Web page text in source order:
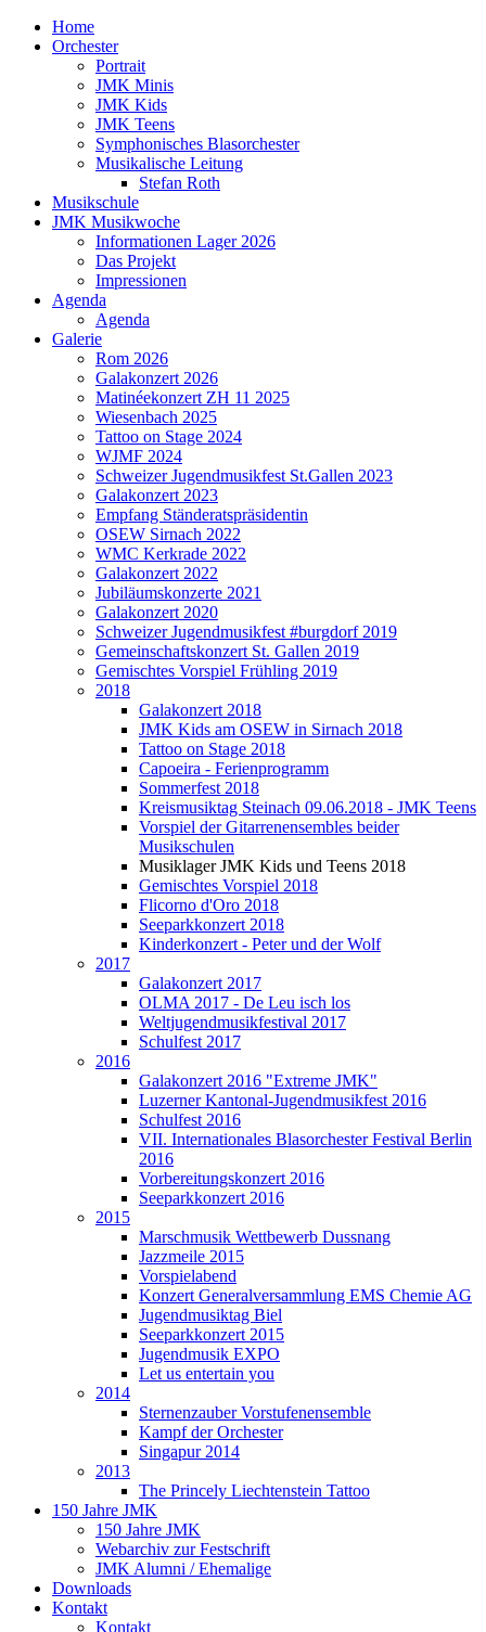
Home
Orchester
Portrait
JMK Minis
JMK Kids
JMK Teens
Symphonisches Blasorchester
Musikalische Leitung
Stefan Roth
Musikschule
JMK Musikwoche
Informationen Lager 2026
Das Projekt
Impressionen
Agenda
Agenda
Galerie
Rom 2026
Galakonzert 2026
Matinéekonzert ZH 11 2025
Wiesenbach 2025
Tattoo on Stage 2024
WJMF 2024
Schweizer Jugendmusikfest St.Gallen 2023
Galakonzert 2023
Empfang Ständeratspräsidentin
OSEW Sirnach 2022
WMC Kerkrade 2022
Galakonzert 2022
Jubiläumskonzerte 2021
Galakonzert 2020
Schweizer Jugendmusikfest #burgdorf 2019
Gemeinschaftskonzert St. Gallen 2019
Gemischtes Vorspiel Frühling 2019
2018
Galakonzert 2018
JMK Kids am OSEW in Sirnach 2018
Tattoo on Stage 2018
Capoeira - Ferienprogramm
Sommerfest 2018
Kreismusiktag Steinach 09.06.2018 - JMK Teens
Vorspiel der Gitarrenensembles beider
Musikschulen
Musiklager JMK Kids und Teens 2018
Gemischtes Vorspiel 2018
Flicorno d'Oro 2018
Seeparkkonzert 2018
Kinderkonzert - Peter und der Wolf
2017
Galakonzert 2017
OLMA 2017 - De Leu isch los
Weltjugendmusikfestival 2017
Schulfest 2017
2016
Galakonzert 2016 "Extreme JMK"
Luzerner Kantonal-Jugendmusikfest 2016
Schulfest 2016
VII. Internationales Blasorchester Festival Berlin
2016
Vorbereitungskonzert 2016
Seeparkkonzert 2016
2015
Marschmusik Wettbewerb Dussnang
Jazzmeile 2015
Vorspielabend
Konzert Generalversammlung EMS Chemie AG
Jugendmusiktag Biel
Seeparkkonzert 2015
Jugendmusik EXPO
Let us entertain you
2014
Sternenzauber Vorstufenensemble
Kampf der Orchester
Singapur 2014
2013
The Princely Liechtenstein Tattoo
150 Jahre JMK
150 Jahre JMK
Webarchiv zur Festschrift
JMK Alumni / Ehemalige
Downloads
Kontakt
Kontakt